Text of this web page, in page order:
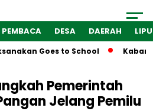
DESA DAERAH
Goes to School
Pemerintah
Jelang Pemilu